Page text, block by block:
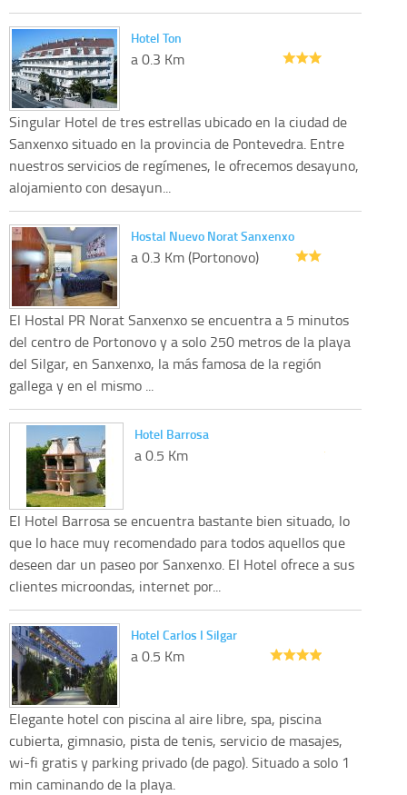
Hotel Ton
a 0.3 Km
Singular Hotel de tres estrellas ubicado en la ciudad de
Sanxenxo situado en la provincia de Pontevedra. Entre
nuestros servicios de regímenes, le ofrecemos desayuno,
alojamiento con desayun...
Hostal Nuevo Norat Sanxenxo
a 0.3 Km (Portonovo)
El Hostal PR Norat Sanxenxo se encuentra a 5 minutos
del centro de Portonovo y a solo 250 metros de la playa
del Silgar, en Sanxenxo, la más famosa de la región
gallega y en el mismo ...
Hotel Barrosa
a 0.5 Km
El Hotel Barrosa se encuentra bastante bien situado, lo
que lo hace muy recomendado para todos aquellos que
deseen dar un paseo por Sanxenxo. El Hotel ofrece a sus
clientes microondas, internet por...
Hotel Carlos I Silgar
a 0.5 Km
Elegante hotel con piscina al aire libre, spa, piscina
cubierta, gimnasio, pista de tenis, servicio de masajes,
wi-fi gratis y parking privado (de pago). Situado a solo 1
min caminando de la playa.